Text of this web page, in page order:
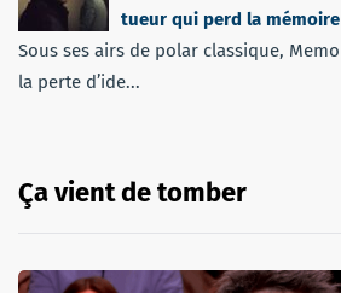
tueur qui perd la mémoire
Sous ses airs de polar classique,
la perte d’ide...
Ça vient de tomber